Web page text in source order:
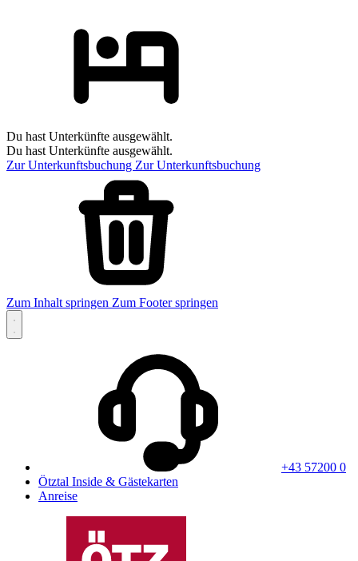
Du hast Unterkünfte ausgewählt.
Du hast Unterkünfte ausgewählt.
Zur Unterkunftsbuchung Zur Unterkunftsbuchung
Zum Inhalt springen Zum Footer springen
+43 57200 0
Ötztal Inside & Gästekarten
Anreise